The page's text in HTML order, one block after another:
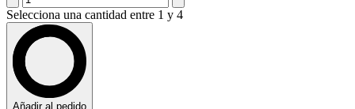
Selecciona una cantidad entre 1 y 4
Añadir al pedido